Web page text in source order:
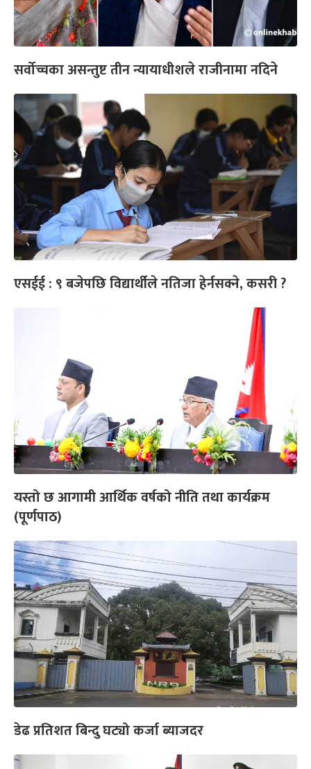
सर्वोच्चका असन्तुष्ट तीन न्यायाधीशले राजीनामा नदिने
एसईई : ९ बजेपछि विद्यार्थीले नतिजा हेर्नसक्ने, कसरी ?
यस्तो छ आगामी आर्थिक वर्षको नीति तथा कार्यक्रम
(पूर्णपाठ)
डेढ प्रतिशत बिन्दु घट्यो कर्जा ब्याजदर